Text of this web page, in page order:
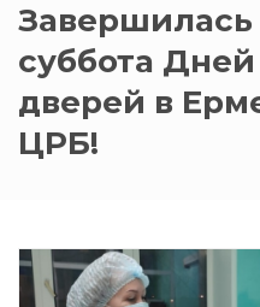
Завершилась
суббота
дверей в
ЦРБ!